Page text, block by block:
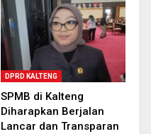
DPRD KALTENG
SPMB di Kalteng
Diharapkan Berjalan
Lancar dan Transparan